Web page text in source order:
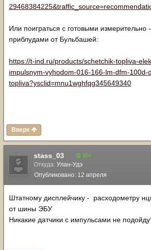
Или поиграться с готовыми измерительно
приблудами от Бульбашей:
https://t-ind.ru/products/schetchik-topliva-
impulsnym-vyhodom-016-166-lm-dfm-100d-
topliva?ysclid=mnu1wghfqg345649340
Вверх
stass_03 304
Откуда: Улан-Удэ
Опубликовано: 12 апреля
Штатному дисплейчику - расходометру
от шины ЭБУ
Никакие датчики с импульсами не